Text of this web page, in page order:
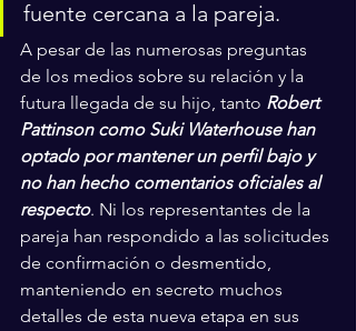
fuente cercana a la pareja.
A pesar de las numerosas preguntas
de los medios sobre su relación y la
futura llegada de su hijo, tanto Robert
Pattinson como Suki Waterhouse han
optado por mantener un perfil bajo y
no han hecho comentarios oficiales al
respecto. Ni los representantes de la
pareja han respondido a las solicitudes
de confirmación o desmentido,
manteniendo en secreto muchos
detalles de esta nueva etapa en sus